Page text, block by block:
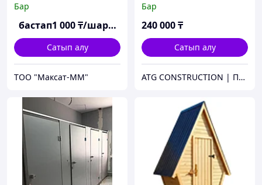
Бар
бастап1 000₸/шаршы м
Сатып алу
ТОО "Максат-ММ"
құрғақ шкаф
Бар
240 000₸
Сатып алу
ATG CONSTRUCTION | Продажа и аренда строительного оборудования, газона, биотуалетов